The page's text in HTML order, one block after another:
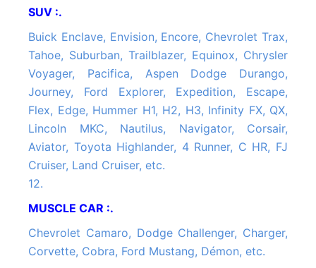
SUV :.
Buick Enclave, Envision, Encore, Chevrolet Trax,
Tahoe, Suburban, Trailblazer, Equinox, Chrysler
Voyager, Pacifica, Aspen Dodge Durango,
Journey, Ford Explorer, Expedition, Escape,
Flex, Edge, Hummer H1, H2, H3, Infinity FX, QX,
Lincoln MKC, Nautilus, Navigator, Corsair,
Aviator, Toyota Highlander, 4 Runner, C HR, FJ
Cruiser, Land Cruiser, etc.
12.
MUSCLE CAR :.
Chevrolet Camaro, Dodge Challenger, Charger,
Corvette, Cobra, Ford Mustang, Démon, etc.